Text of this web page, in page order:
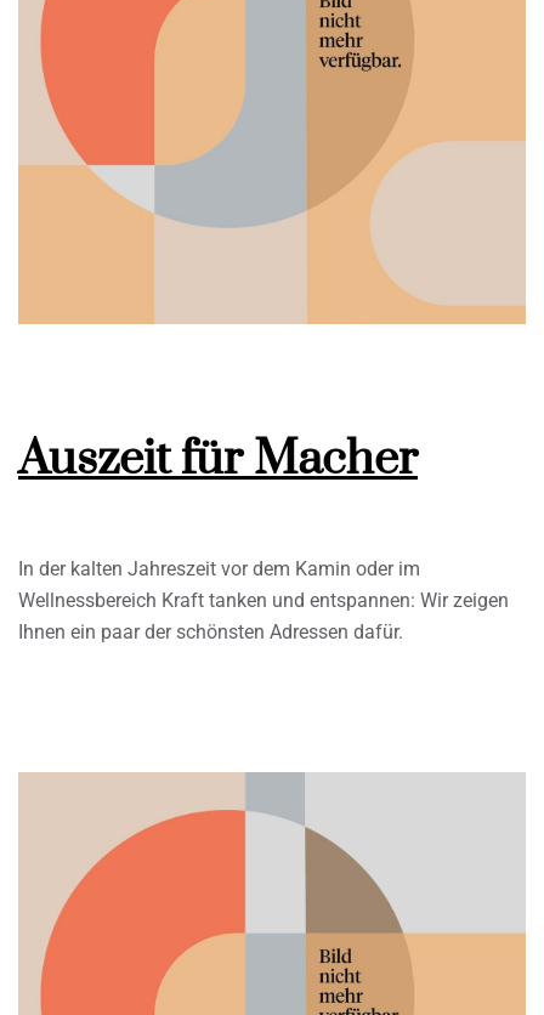
Auszeit für Macher
In der kalten Jahreszeit vor dem Kamin oder im
Wellnessbereich Kraft tanken und entspannen: Wir zeigen
Ihnen ein paar der schönsten Adressen dafür.